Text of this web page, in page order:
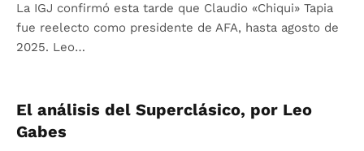
La IGJ confirmó esta tarde que Claudio «Chiqui» Tapia
fue reelecto como presidente de AFA, hasta agosto de
2025. Leo…
El análisis del Superclásico, por Leo
Gabes